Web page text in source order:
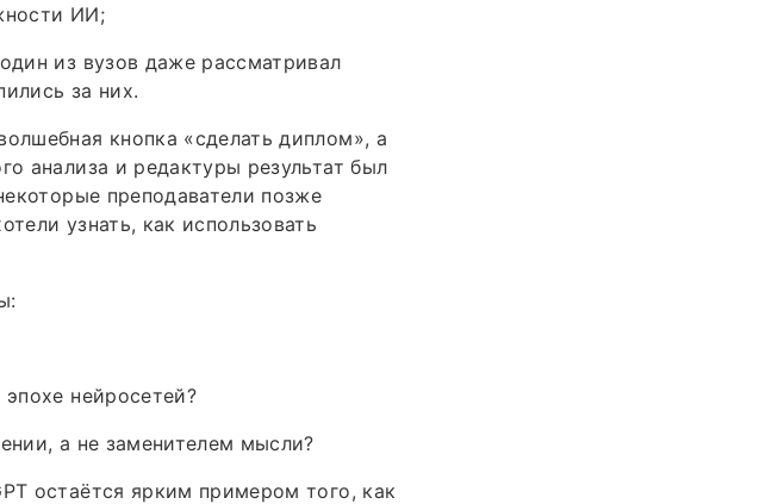
ИИ;
из вузов даже рассматривал
за них.
кнопка «сделать диплом», а
анализа и редактуры результат был
преподаватели позже
узнать, как использовать
нейросетей?
а не заменителем мысли?
остаётся ярким примером того, как